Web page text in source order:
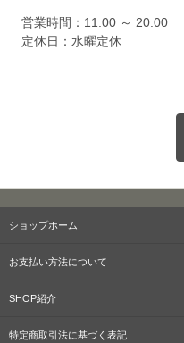
営業時間：11:00 ～ 20:00
定休日：水曜定休
ショップホーム
お支払い方法について
SHOP紹介
特定商取引法に基づく表記